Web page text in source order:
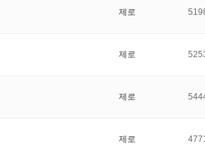
제로
제로
제로
제로